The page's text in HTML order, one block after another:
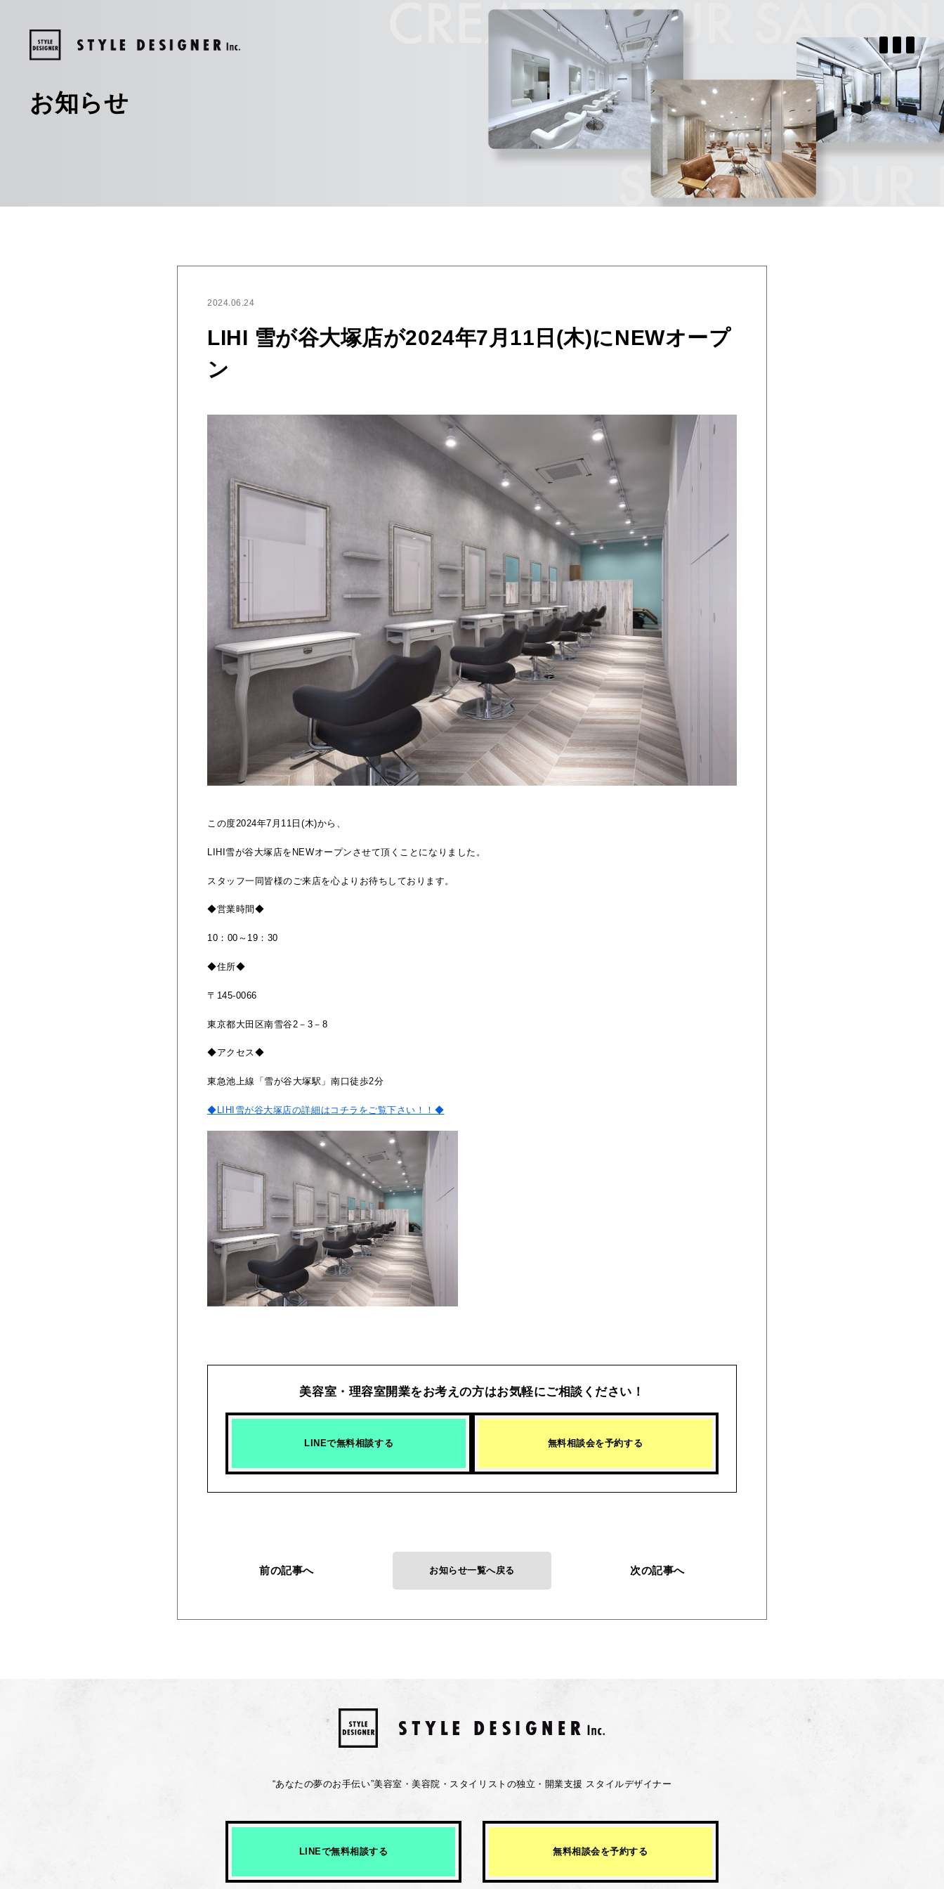
お知らせ
2024.06.24
LIHI 雪が谷大塚店が2024年7月11日(木)にNEWオープ
ン
この度2024年7月11日(木)から、
LIHI雪が谷大塚店をNEWオープンさせて頂くことになりました。
スタッフ一同皆様のご来店を心よりお待ちしております。
◆営業時間◆
10：00～19：30
◆住所◆
〒145-0066
東京都大田区南雪谷2－3－8
◆アクセス◆
東急池上線「雪が谷大塚駅」南口徒歩2分
◆LIHI雪が谷大塚店の詳細はコチラをご覧下さい！！◆
美容室・理容室開業をお考えの方はお気軽にご相談ください！
LINEで無料相談する 無料相談会を予約する
前の記事へ お知らせ一覧へ戻る 次の記事へ
“あなたの夢のお手伝い”美容室・美容院・スタイリストの独立・開業支援 スタイルデザイナー
LINEで無料相談する 無料相談会を予約する